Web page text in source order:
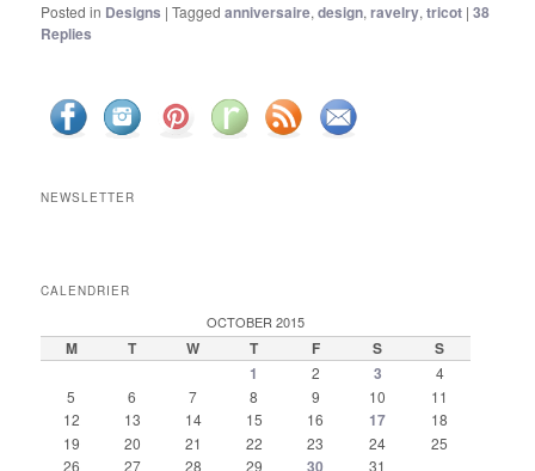
Posted in Designs |Tagged anniversaire,design,ravelry,tricot |38
Replies
NEWSLETTER
CALENDRIER
OCTOBER 2015
M T W T F S S
1 2 3
4
5
6 7 8 9 10
11
12
13 14 15 16 17
18
19
20 21 22 23 24
25
26
27 28 29 30 31